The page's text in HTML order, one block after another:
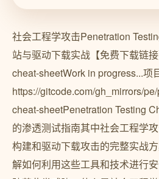
社会工程学攻击Penetration
站与驱动下载实战【免费下载链
cheat-sheetWork in progress...项
https://gitcode.com/gh_mirrors/
cheat-sheetPenetration Testing
的渗透测试指南其中社会工程学
构建和驱动下载攻击的完整实战
解如何利用这些工具和技术进行